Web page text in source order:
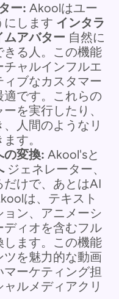
ー: Akoolはユー
にします インタラ
ムアバター 自然に
る人。この機能
ャルインフルエ
ブなカスタマー
です。これらの
を実行したり、
人間のようなリ
す。
の変換: Akool'sと
ジェネレーター、
けで、あとはAI
は、テキスト
ン、アニメーシ
ディオを含むフル
します。この機能
を魅力的な動画
ーケティング担
ルメディアクリ